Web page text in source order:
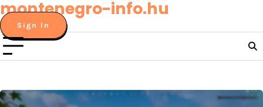
Skip
to
content
montenegro-info.hu
Sign In